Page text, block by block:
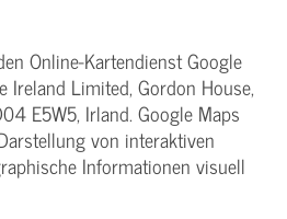
Online-Kartendienst Google
Ireland Limited, Gordon House,
E5W5, Irland. Google Maps
von interaktiven
Informationen visuell